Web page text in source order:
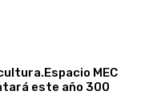
MEC
este año 300